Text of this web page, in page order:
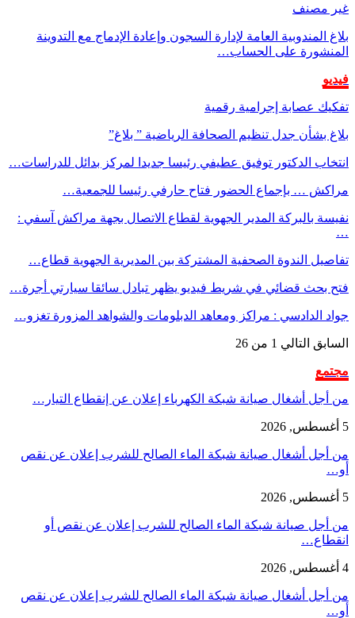
غير مصنف
بلاغ المندوبية العامة لإدارة السجون وإعادة الإدماج مع التدوينة
المنشورة على الحساب…
فيديو
تفكيك عصابة إجرامية رقمية
بلاغ بشأن جدل تنظيم الصحافة الرياضية ” بلاغ”
انتخاب الدكتور توفيق عطيفي رئيسا جديدا لمركز بدائل للدراسات…
مراكش … بإجماع الحضور فتاح حارفي رئيسا للجمعية…
نفيسة بالبركة المدير الجهوية لقطاع الاتصال بجهة مراكش آسفي :
…
تفاصيل الندوة الصحفية المشتركة بين المديرية الجهوية قطاع…
فتح بحث قضائي في شريط فيديو يظهر تبادل سائقا سيارتي أجرة…
جواد الدادسي : مراكز ومعاهد الدبلومات والشواهد المزورة تغزو…
السابق التالي 1 من 26
مجتمع
من أجل أشغال صيانة شبكة الكهرباء إعلان عن إنقطاع التيار…
5 أغسطس, 2026
من أجل أشغال صيانة شبكة الماء الصالح للشرب إعلان عن نقص
أو…
5 أغسطس, 2026
من أجل صيانة شبكة الماء الصالح للشرب إعلان عن نقص أو
انقطاع…
4 أغسطس, 2026
من أجل أشغال صيانة شبكة الماء الصالح للشرب إعلان عن نقص
أو…